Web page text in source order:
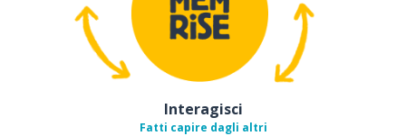
Interagisci
Fatti capire dagli altri